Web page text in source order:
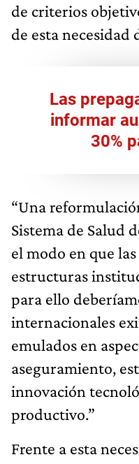
de criterios
de esta necesidad
Las
informar
30%
“Una
Sistema de Salud
el modo en que
estructuras
para ello
internacionales
emulados en
aseguramiento,
innovación
productivo.”
Frente a esta